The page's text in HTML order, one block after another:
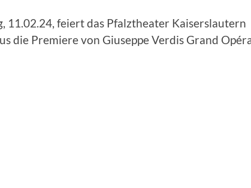
11.02.24, feiert das Pfalztheater Kaiserslautern
die Premiere von Giuseppe Verdis Grand